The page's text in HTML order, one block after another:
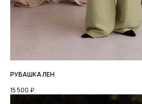
РУБАШКА ЛЕН
15 500 ₽
РАЗРАБОТКА: ANFALOVA.ART
ПОЛИТИКА КОНФИДЕНЦИАЛЬНОСТИ
ОФЕРТА И РЕКВИЗИТЫ